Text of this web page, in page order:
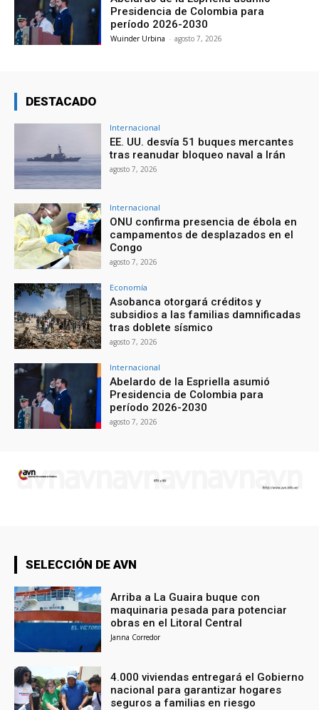
Presidencia de Colombia para
período 2026-2030
Wuinder Urbina - agosto 7, 2026
DESTACADO
Internacional
EE. UU. desvía 51 buques mercantes
tras reanudar bloqueo naval a Irán
agosto 7, 2026
Internacional
ONU confirma presencia de ébola en
campamentos de desplazados en el
Congo
agosto 7, 2026
Economía
Asobanca otorgará créditos y
subsidios a las familias damnificadas
tras doblete sísmico
agosto 7, 2026
Internacional
Abelardo de la Espriella asumió
Presidencia de Colombia para
período 2026-2030
agosto 7, 2026
SELECCIÓN DE AVN
Arriba a La Guaira buque con
maquinaria pesada para potenciar
obras en el Litoral Central
Janna Corredor
4.000 viviendas entregará el Gobierno
nacional para garantizar hogares
seguros a familias en riesgo